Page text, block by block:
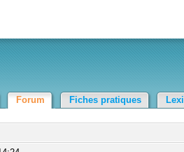
Forum Fiches pratiques